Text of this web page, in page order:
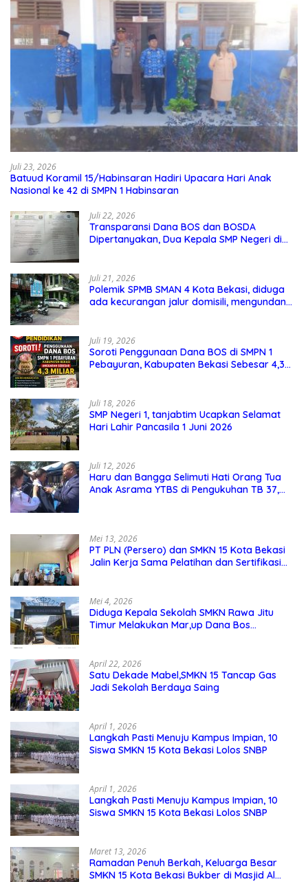
Juli 23, 2026
Batuud Koramil 15/Habinsaran Hadiri Upacara Hari Anak
Nasional ke 42 di SMPN 1 Habinsaran
Juli 22, 2026
Transparansi Dana BOS dan BOSDA
Dipertanyakan, Dua Kepala SMP Negeri di
Juli 21, 2026
Polemik SPMB SMAN 4 Kota Bekasi, diduga
ada kecurangan jalur domisili, mengundang
Juli 19, 2026
Soroti Penggunaan Dana BOS di SMPN 1
Pebayuran, Kabupaten Bekasi Sebesar 4,3
Juli 18, 2026
SMP Negeri 1, tanjabtim Ucapkan Selamat
Hari Lahir Pancasila 1 Juni 2026
Juli 12, 2026
Haru dan Bangga Selimuti Hati Orang Tua
Anak Asrama YTBS di Pengukuhan TB 37,
Mei 13, 2026
PT PLN (Persero) dan SMKN 15 Kota Bekasi
Jalin Kerja Sama Pelatihan dan Sertifikasi
Mei 4, 2026
Diduga Kepala Sekolah SMKN Rawa Jitu
Timur Melakukan Mar,up Dana Bos
April 22, 2026
Satu Dekade Mabel,SMKN 15 Tancap Gas
Jadi Sekolah Berdaya Saing
April 1, 2026
Langkah Pasti Menuju Kampus Impian, 10
Siswa SMKN 15 Kota Bekasi Lolos SNBP
April 1, 2026
Langkah Pasti Menuju Kampus Impian, 10
Siswa SMKN 15 Kota Bekasi Lolos SNBP
Maret 13, 2026
Ramadan Penuh Berkah, Keluarga Besar
SMKN 15 Kota Bekasi Bukber di Masjid Al